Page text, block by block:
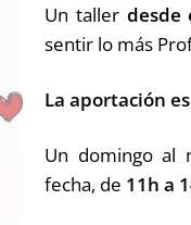
Un taller desde
sentir lo más
La aportación
Un domingo al
fecha, de 11h a